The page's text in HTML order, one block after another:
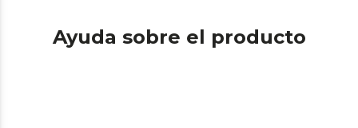
Ayuda sobre el producto